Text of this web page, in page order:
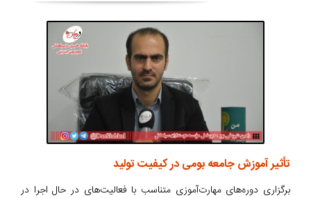
تأثیر آموزش جامعه بومی در کیفیت تولید
برگزاری دوره‌های مهارت‌آموزی متناسب با فعالیت‌های در حال اجرا در